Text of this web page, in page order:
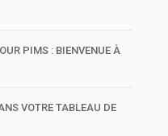
PIMS : BIENVENUE À
VOTRE TABLEAU DE